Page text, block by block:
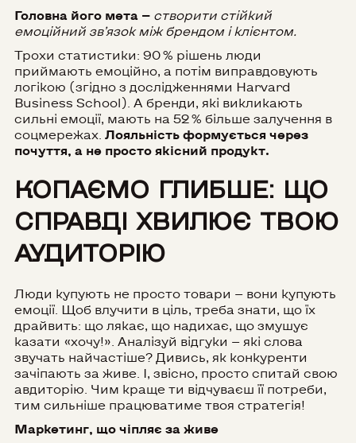
Головна його мета — створити стійкий
емоційний зв’язок між брендом і клієнтом.
Трохи статистики: 90 % рішень люди
приймають емоційно, а потім виправдовують
логікою (згідно з дослідженнями Harvard
Business School). А бренди, які викликають
сильні емоції, мають на 52 % більше залучення в
соцмережах. Лояльність формується через
почуття, а не просто якісний продукт.
КОПАЄМО ГЛИБШЕ: ЩО
СПРАВДІ ХВИЛЮЄ ТВОЮ
АУДИТОРІЮ
Люди купують не просто товари — вони купують
емоції. Щоб влучити в ціль, треба знати, що їх
драйвить: що лякає, що надихає, що змушує
казати «хочу!». Аналізуй відгуки — які слова
звучать найчастіше? Дивись, як конкуренти
зачіпають за живе. І, звісно, просто спитай свою
авдиторію. Чим краще ти відчуваєш її потреби,
тим сильніше працюватиме твоя стратегія!
Маркетинг, що чіпляє за живе